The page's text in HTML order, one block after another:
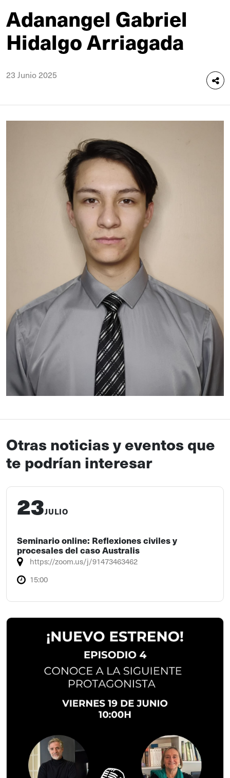
Adanangel Gabriel
Hidalgo Arriagada
23 Junio 2025
Otras noticias y eventos que
te podrían interesar
23JULIO
Seminario online: Reflexiones civiles y
procesales del caso Australis
https://zoom.us/j/91473463462
15:00